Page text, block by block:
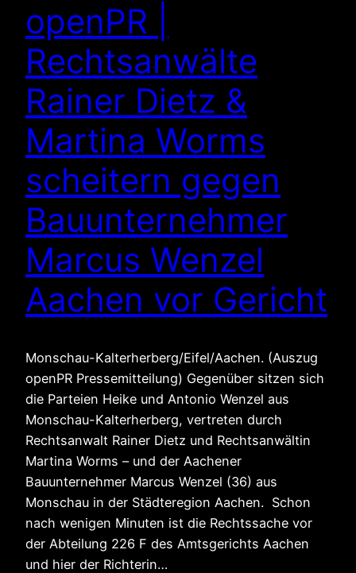
openPR |
Rechtsanwälte
Rainer Dietz &
Martina Worms
scheitern gegen
Bauunternehmer
Marcus Wenzel
Aachen vor Gericht
Monschau-Kalterherberg/Eifel/Aachen. (Auszug
openPR Pressemitteilung) Gegenüber sitzen sich
die Parteien Heike und Antonio Wenzel aus
Monschau-Kalterherberg, vertreten durch
Rechtsanwalt Rainer Dietz und Rechtsanwältin
Martina Worms – und der Aachener
Bauunternehmer Marcus Wenzel (36) aus
Monschau in der Städteregion Aachen. Schon
nach wenigen Minuten ist die Rechtssache vor
der Abteilung 226 F des Amtsgerichts Aachen
und hier der Richterin…